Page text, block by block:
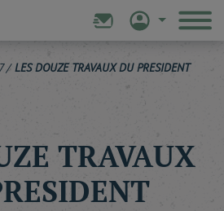
/ LES DOUZE TRAVAUX DU PRESIDENT
TRAVAUX